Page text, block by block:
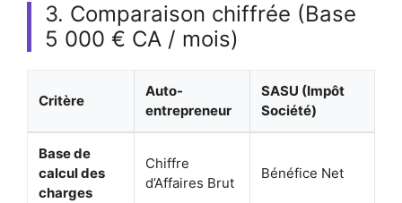
3. Comparaison chiffrée (Base
5 000 € CA / mois)
Critère
Auto-
entrepreneur
SASU (Impôt
Société)
Base de
calcul des
charges
Chiffre
d’Affaires Brut
Bénéfice Net